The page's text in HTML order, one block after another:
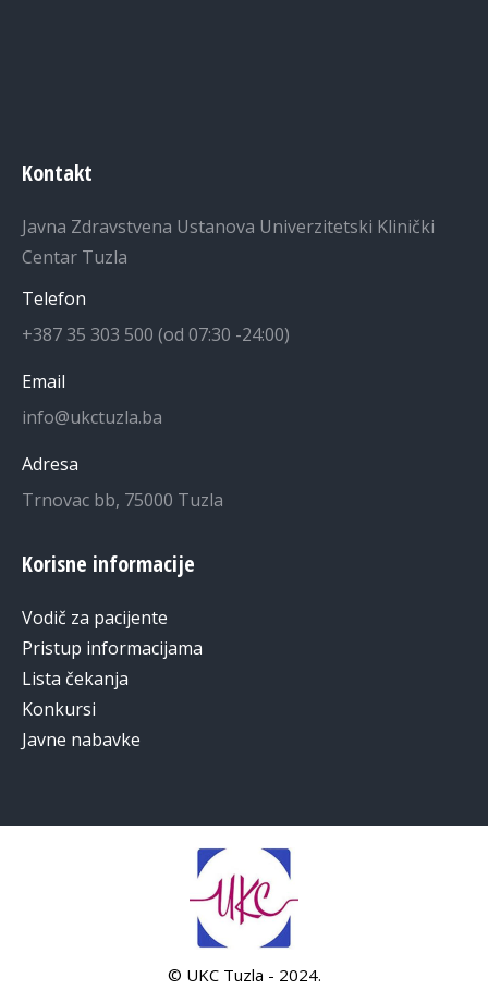
Kontakt
Javna Zdravstvena Ustanova Univerzitetski Klinički
Centar Tuzla
Telefon
+387 35 303 500 (od 07:30 -24:00)
Email
info@ukctuzla.ba
Adresa
Trnovac bb, 75000 Tuzla
Korisne informacije
Vodič za pacijente
Pristup informacijama
Lista čekanja
Konkursi
Javne nabavke
© UKC Tuzla - 2024.